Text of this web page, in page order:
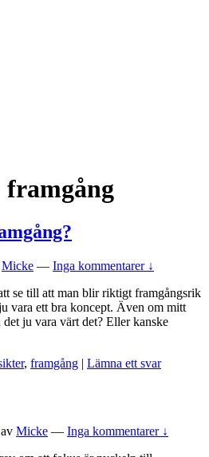
framgång
Micke — Inga kommentarer ↓
se till att man blir riktigt framgångsrik
vara ett bra koncept. Även om mitt
ju vara värt det? Eller kanske
, framgång | Lämna ett svar
av Micke — Inga kommentarer ↓